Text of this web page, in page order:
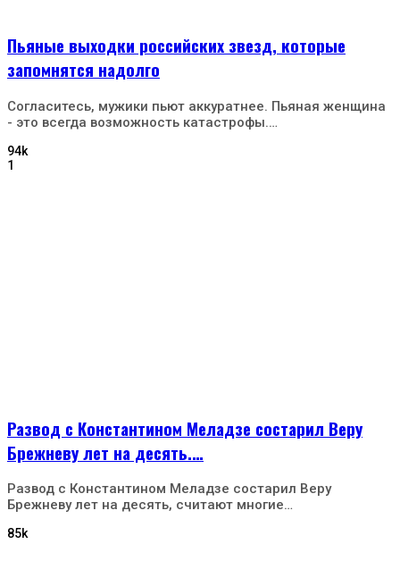
Пьяные выходки российских звезд, которые
запомнятся надолго
Согласитесь, мужики пьют аккуратнее. Пьяная женщина
- это всегда возможность катастрофы.…
94k
1
Развод с Константином Меладзе состарил Веру
Брежневу лет на десять.…
Развод с Константином Меладзе состарил Веру
Брежневу лет на десять, считают многие…
85k